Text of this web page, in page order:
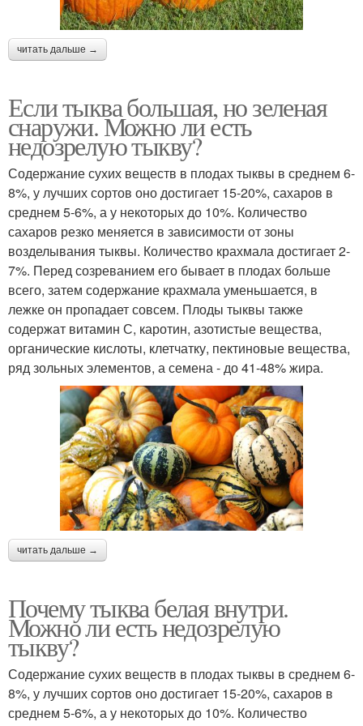
читать дальше →
Если тыква большая, но зеленая
снаружи. Можно ли есть
недозрелую тыкву?
Содержание сухих веществ в плодах тыквы в среднем 6-
8%, у лучших сортов оно достигает 15-20%, сахаров в
среднем 5-6%, а у некоторых до 10%. Количество
сахаров резко меняется в зависимости от зоны
возделывания тыквы. Количество крахмала достигает 2-
7%. Перед созреванием его бывает в плодах больше
всего, затем содержание крахмала уменьшается, в
лежке он пропадает совсем. Плоды тыквы также
содержат витамин С, каротин, азотистые вещества,
органические кислоты, клетчатку, пектиновые вещества,
ряд зольных элементов, а семена - до 41-48% жира.
читать дальше →
Почему тыква белая внутри.
Можно ли есть недозрелую
тыкву?
Содержание сухих веществ в плодах тыквы в среднем 6-
8%, у лучших сортов оно достигает 15-20%, сахаров в
среднем 5-6%, а у некоторых до 10%. Количество